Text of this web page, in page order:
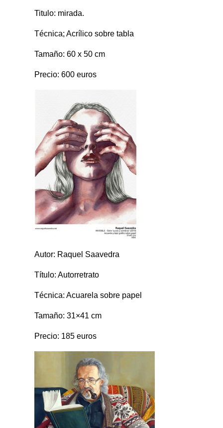
Titulo: mirada.
Técnica; Acrílico sobre tabla
Tamaño: 60 x 50 cm
Precio: 600 euros
Autor: Raquel Saavedra
Título: Autorretrato
Técnica: Acuarela sobre papel
Tamaño: 31×41 cm
Precio: 185 euros